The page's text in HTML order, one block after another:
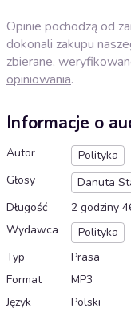
Opinie pochodzą od
dokonali zakupu
zbierane,
opiniowania.
Informacje o
Autor
Polityka
Głosy
Danuta
Długość
2 godziny
Wydawca
Polityka
Typ
Prasa
Format
MP3
Język
Polski